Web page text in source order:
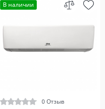
В наличии
0 Отзыв